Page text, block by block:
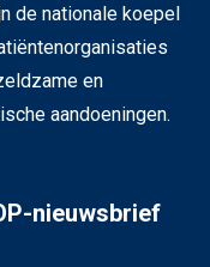
de nationale koepel
en
aandoeningen.
nieuwsbrief